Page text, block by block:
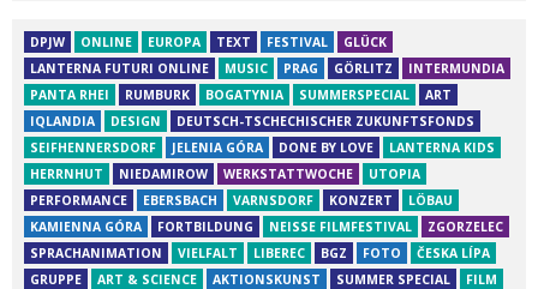
DPJW ONLINE EUROPA TEXT FESTIVAL
GLÜCK
LANTERNA FUTURI ONLINE
MUSIC PRAG GÖRLITZ
INTERMUNDIA
PANTA RHEI
RUMBURK BOGATYNIA SUMMERSPECIAL
ART
IQLANDIA
DESIGN
DEUTSCH-TSCHECHISCHER ZUKUNFTSFONDS
SEIFHENNERSDORF
JELENIA GÓRA DONE BY LOVE
LANTERNA KIDS
HERRNHUT
NIEDAMIROW WERKSTATTWOCHE
UTOPIA
PERFORMANCE
EBERSBACH VARNSDORF KONZERT
LÖBAU
KAMIENNA GÓRA
FORTBILDUNG NEISSE FILMFESTIVAL
ZGORZELEC
SPRACHANIMATION
VIELFALT LIBEREC BGZ FOTO
ČESKA LÍPA
GRUPPE
ART & SCIENCE AKTIONSKUNST SUMMER SPECIAL
FILM